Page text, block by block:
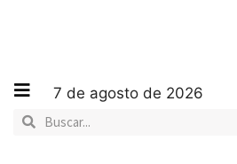
7 de agosto de 2026